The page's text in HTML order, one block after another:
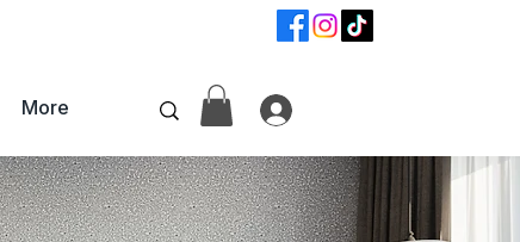
More